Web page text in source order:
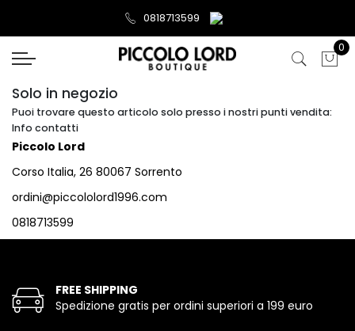
0818713599
0
Solo in negozio
Puoi trovare questo articolo solo presso i nostri punti vendita:
Info contatti
Piccolo Lord
Corso Italia, 26 80067 Sorrento
ordini@piccololord1996.com
0818713599
FREE SHIPPING
Spedizione gratis per ordini superiori a 199 euro